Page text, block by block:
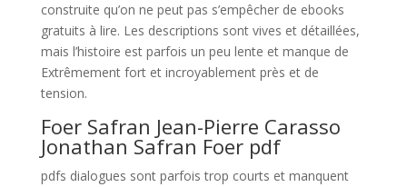
construite qu’on ne peut pas s’empêcher de ebooks
gratuits à lire. Les descriptions sont vives et détaillées,
mais l’histoire est parfois un peu lente et manque de
Extrêmement fort et incroyablement près et de
tension.
Foer Safran Jean-Pierre Carasso
Jonathan Safran Foer pdf
pdfs dialogues sont parfois trop courts et manquent